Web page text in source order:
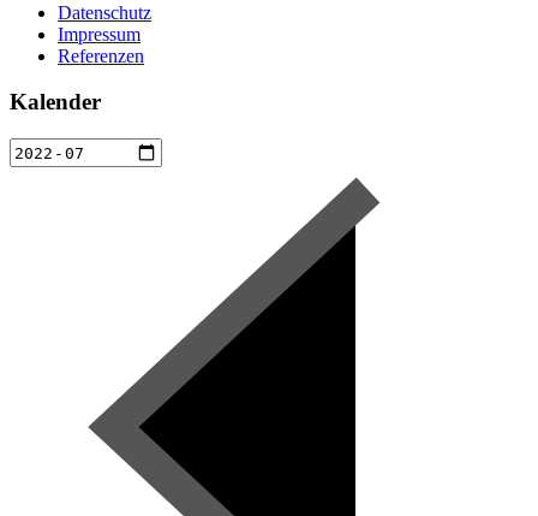
Datenschutz
Impressum
Referenzen
Kalender